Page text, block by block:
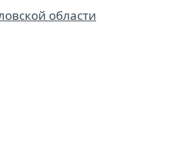
области